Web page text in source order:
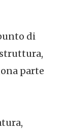
di
parte